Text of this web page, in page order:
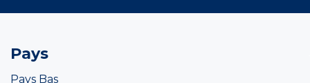
Pays
Pays Bas